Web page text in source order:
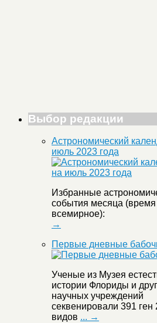
Выбор редакции
Астрономический
июль 2023 года
Избранные
события месяца (время
→
Первые дневные
Ученые из Музея
истории Флориды и
научных учреждений
секвенировали 391 ген
видов ... →